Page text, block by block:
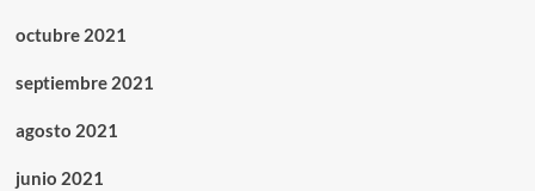
octubre 2021
septiembre 2021
agosto 2021
junio 2021